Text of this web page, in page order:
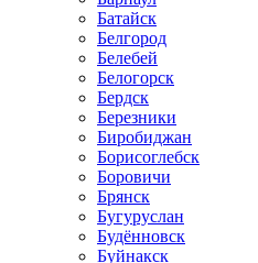
Батайск
Белгород
Белебей
Белогорск
Бердск
Березники
Биробиджан
Борисоглебск
Боровичи
Брянск
Бугуруслан
Будённовск
Буйнакск